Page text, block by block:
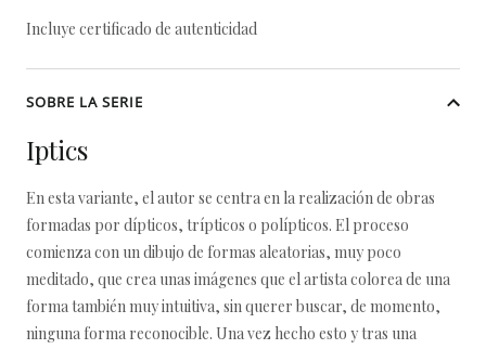
Incluye certificado de autenticidad
SOBRE LA SERIE
Iptics
En esta variante, el autor se centra en la realización de obras
formadas por dípticos, trípticos o polípticos. El proceso
comienza con un dibujo de formas aleatorias, muy poco
meditado, que crea unas imágenes que el artista colorea de una
forma también muy intuitiva, sin querer buscar, de momento,
ninguna forma reconocible. Una vez hecho esto y tras una